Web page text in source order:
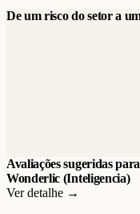
De um risco do setor a
Avaliações sugeridas
Wonderlic (Inteligencia)
Ver detalhe →